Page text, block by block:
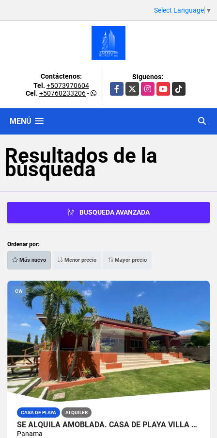
Select Language ▼
Contáctenos:
Tel. +5073970604
Cel. +50760233206-
Síguenos:
Facebook
X InstagramYouTubeTikTok
MENÚ
Resultados de la
búsqueda
BUSQUEDA AVANZADA
Ordenar por:
Más nuevo Menor precio Mayor precio
CW
CASA DE PLAYA ALQUILER
SE ALQUILA AMOBLADA. CASA DE PLAYA VILLA DE LA COLONIA
Panama